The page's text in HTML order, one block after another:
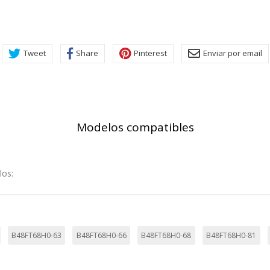
Tweet Share Pinterest Enviar por email
Modelos compatibles
B48FT68H0-63 B48FT68H0-66 B48FT68H0-68 B48FT68H0-81
que el sitio web funcione y no se pueden desactivar en nuestros
sobre estas cookies, pero alguna áreas del sitio no funcionarán.
lo tanto, es anónima.